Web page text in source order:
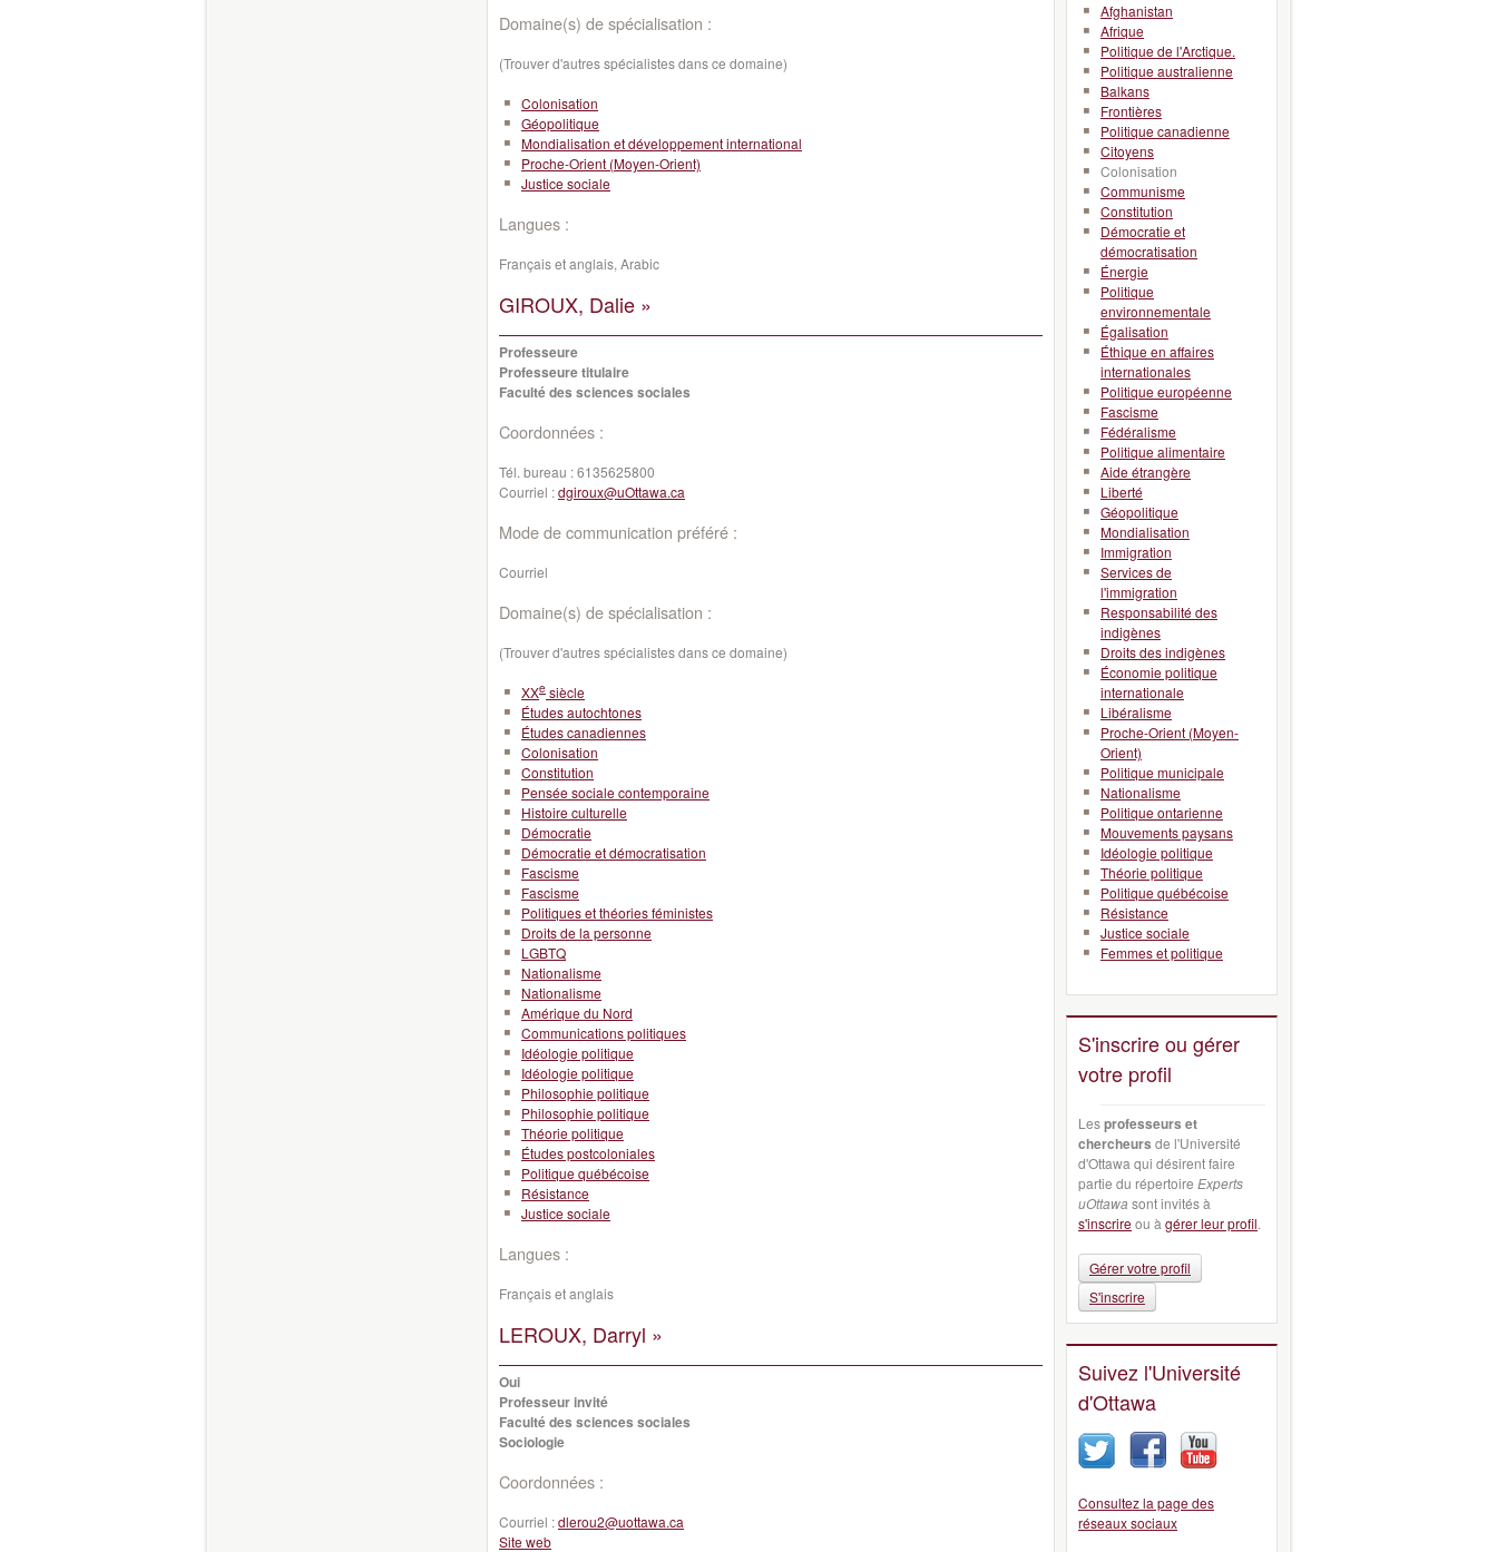
Domaine(s) de spécialisation :
(Trouver d'autres spécialistes dans ce domaine)
Colonisation
Géopolitique
Mondialisation et développement international
Proche-Orient (Moyen-Orient)
Justice sociale
Langues :
Français et anglais, Arabic
GIROUX, Dalie »
Professeure
Professeure titulaire
Faculté des sciences sociales
Coordonnées :
Tél. bureau :6135625800
Courriel :dgiroux@uOttawa.ca
Mode de communication préféré :
Courriel
Domaine(s) de spécialisation :
(Trouver d'autres spécialistes dans ce domaine)
XXe siècle
Études autochtones
Études canadiennes
Colonisation
Constitution
Pensée sociale contemporaine
Histoire culturelle
Démocratie
Démocratie et démocratisation
Fascisme
Fascisme
Politiques et théories féministes
Droits de la personne
LGBTQ
Nationalisme
Nationalisme
Amérique du Nord
Communications politiques
Idéologie politique
Idéologie politique
Philosophie politique
Philosophie politique
Théorie politique
Études postcoloniales
Politique québécoise
Résistance
Justice sociale
Langues :
Français et anglais
LEROUX, Darryl »
Oui
Professeur invité
Faculté des sciences sociales
Sociologie
Coordonnées :
Courriel :dlerou2@uottawa.ca
Site web
Afghanistan
Afrique
Politique de l'Arctique.
Politique australienne
Balkans
Frontières
Politique canadienne
Citoyens
Colonisation
Communisme
Constitution
Démocratie et
démocratisation
Énergie
Politique
environnementale
Égalisation
Éthique en affaires
internationales
Politique européenne
Fascisme
Fédéralisme
Politique alimentaire
Aide étrangère
Liberté
Géopolitique
Mondialisation
Immigration
Services de
l'immigration
Responsabilité des
indigènes
Droits des indigènes
Économie politique
internationale
Libéralisme
Proche-Orient (Moyen-
Orient)
Politique municipale
Nationalisme
Politique ontarienne
Mouvements paysans
Idéologie politique
Théorie politique
Politique québécoise
Résistance
Justice sociale
Femmes et politique
S'inscrire ou gérer
votre profil
Lesprofesseurs et
chercheurs de l'Université
d'Ottawa qui désirent faire
partie du répertoire Experts
uOttawa sont invités à
s'inscrireou à gérer leur profil.
Gérer votre profil
S'inscrire
Suivez l'Université
d'Ottawa
Consultez la page des
réseaux sociaux